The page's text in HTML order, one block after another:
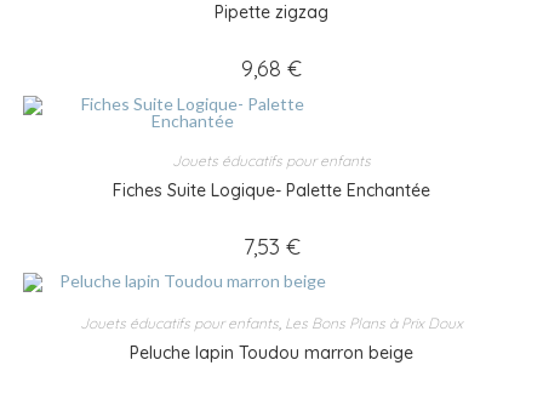
Pipette zigzag
9,68 €
Jouets éducatifs pour enfants
Fiches Suite Logique- Palette Enchantée
7,53 €
Jouets éducatifs pour enfants, Les Bons Plans à Prix Doux
Peluche lapin Toudou marron beige